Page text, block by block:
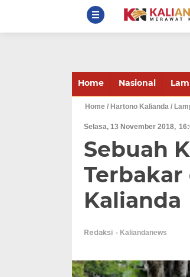
Home Nasional
Home / Hartono Kalianda /
Selasa, 13 November 2018
Sebuah
Kalianda
Redaksi